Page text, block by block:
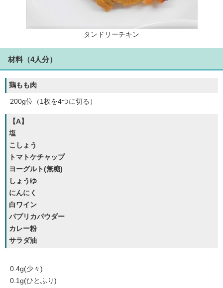
タンドリーチキン
材料（4人分）
鶏もも肉
200g位（1枚を4つに切る）
【A】
塩
こしょう
トマトケチャップ
ヨーグルト(無糖)
しょうゆ
にんにく
白ワイン
パプリカパウダー
カレー粉
サラダ油
0.4g(少々)
0.1g(ひとふり)